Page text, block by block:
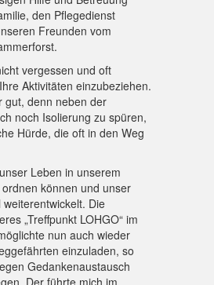
den Pflegedienst
Freunden vom
vergessen und oft
Aktivitäten einzubeziehen.
gut, denn neben der
noch Isolierung zu spüren,
Hürde, die oft in den Weg
Leben in unserem
können und unser
weiterentwickelt. Die
„Treffpunkt LOHGO“ im
nun auch wieder
einzuladen, so
Gedankenaustausch
Der führte mich im